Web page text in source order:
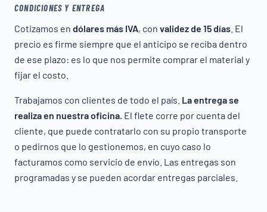
CONDICIONES Y ENTREGA
Cotizamos en dólares más IVA, con validez de 15 días . El
precio es firme siempre que el anticipo se reciba dentro
de ese plazo: es lo que nos permite comprar el material y
fijar el costo.
Trabajamos con clientes de todo el país. La entrega se
realiza en nuestra oficina. El flete corre por cuenta del
cliente, que puede contratarlo con su propio transporte
o pedirnos que lo gestionemos, en cuyo caso lo
facturamos como servicio de envío. Las entregas son
programadas y se pueden acordar entregas parciales.